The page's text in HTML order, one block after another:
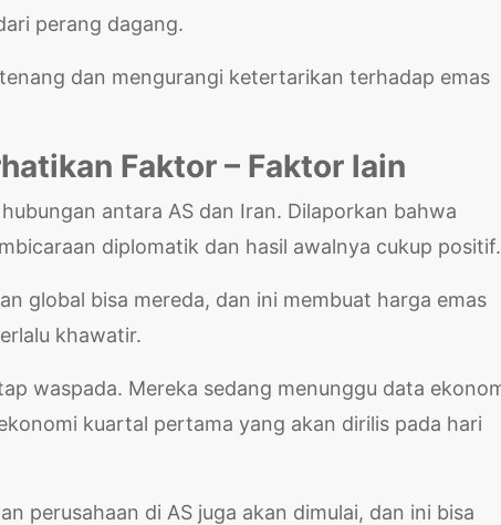
perang dagang.
dan mengurangi ketertarikan terhadap emas
Faktor – Faktor lain
antara AS dan Iran. Dilaporkan bahwa
diplomatik dan hasil awalnya cukup
global bisa mereda, dan ini membuat harga emas
khawatir.
waspada. Mereka sedang menunggu data
kuartal pertama yang akan dirilis pada hari
perusahaan di AS juga akan dimulai, dan ini bisa